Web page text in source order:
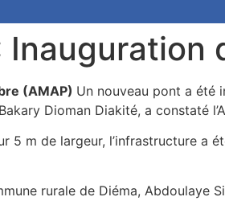
Inauguration
(AMAP) Un nouveau pont a été
Dioman Diakité, a constaté
5 m de largeur, l’infrastructure a
rurale de Diéma, Abdoulaye